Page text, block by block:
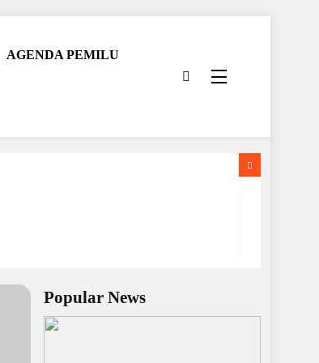
AGENDA PEMILU
Popular News